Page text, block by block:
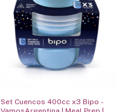
Set Cuencos 400cc x3 Bipo -